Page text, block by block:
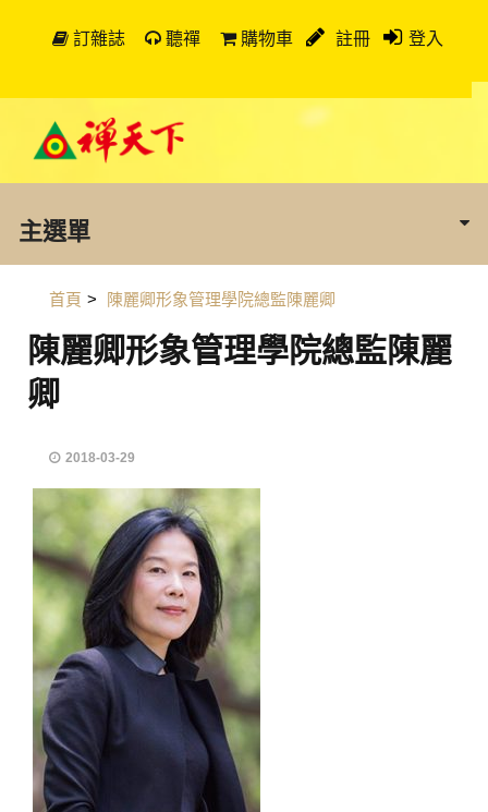
訂雜誌 聽禪 購物車 註冊 登入
主選單
首頁 > 陳麗卿形象管理學院總監陳麗卿
陳麗卿形象管理學院總監陳麗
卿
2018-03-29